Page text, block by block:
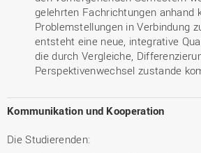
gelehrten Fachrichtungen anhand
Problemstellungen in Verbindung
entsteht eine neue, integrative
die durch Vergleiche,
Perspektivenwechsel zustande
Kommunikation und Kooperation
Die Studierenden: